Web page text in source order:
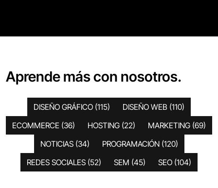
Aprende más con nosotros.
DISEÑO GRÁFICO (115) DISEÑO WEB (110)
ECOMMERCE (36) HOSTING (22) MARKETING (69)
NOTICIAS (34) PROGRAMACIÓN (120)
REDES SOCIALES (52) SEM (45) SEO (104)